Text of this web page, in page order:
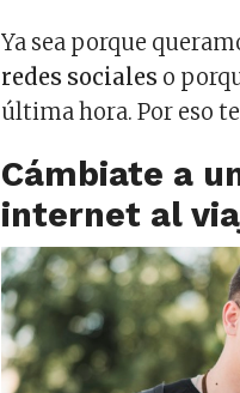
Ya sea porque
redes sociales o
última hora. Por eso
Cámbiate a
internet al